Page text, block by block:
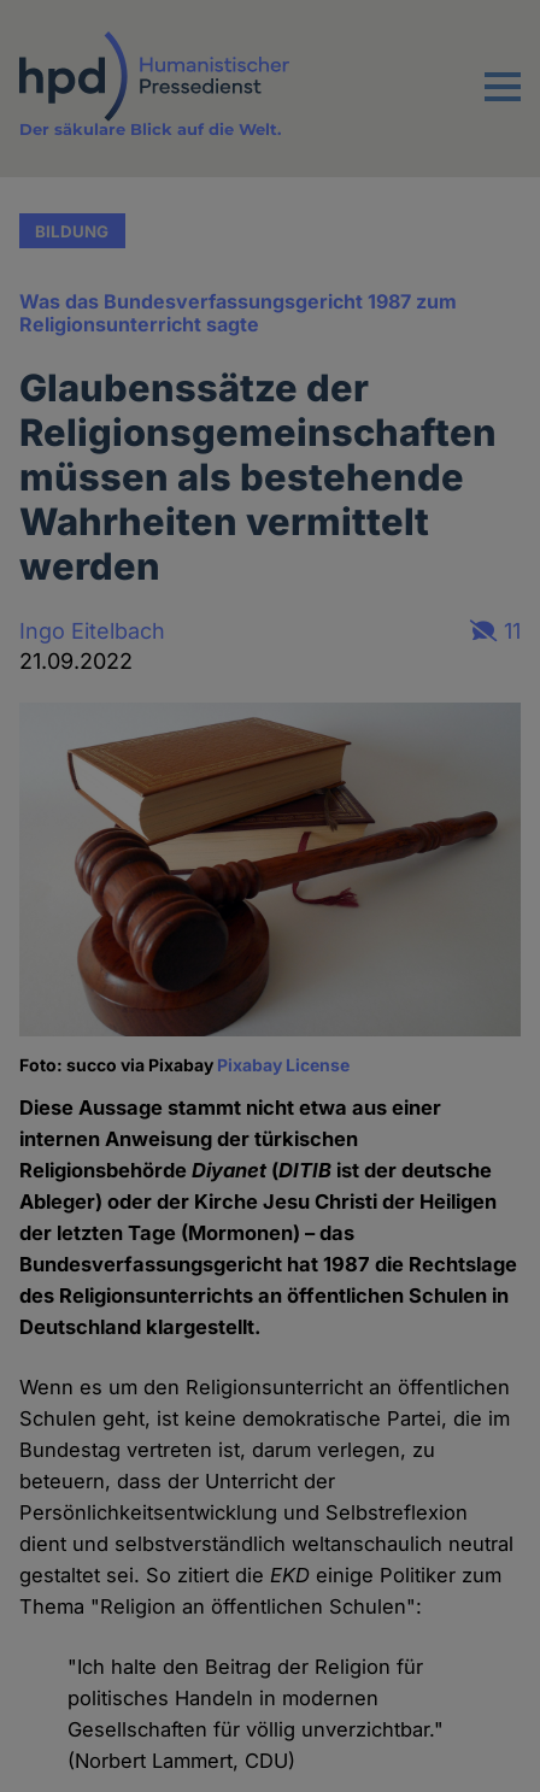
Inhalt
Menu
Der säkulare Blick auf die Welt.
BILDUNG
Was das Bundesverfassungsgericht 1987 zum
Religionsunterricht sagte
Glaubenssätze der
Religionsgemeinschaften
müssen als bestehende
Wahrheiten vermittelt
werden
Ingo Eitelbach
21.09.2022
11
Foto: succo via Pixabay Pixabay License
Diese Aussage stammt nicht etwa aus einer
internen Anweisung der türkischen
ReligionsbehördeDiyanet (DITIB ist der deutsche
Ableger) oder der Kirche Jesu Christi der Heiligen
der letzten Tage (Mormonen) – das
Bundesverfassungsgericht hat 1987 die Rechtslage
des Religionsunterrichts an öffentlichen Schulen in
Deutschland klargestellt.
Wenn es um den Religionsunterricht an öffentlichen
Schulen geht, ist keine demokratische Partei, die im
Bundestag vertreten ist, darum verlegen, zu
beteuern, dass der Unterricht der
Persönlichkeitsentwicklung und Selbstreflexion
dient und selbstverständlich weltanschaulich neutral
gestaltet sei. So zitiert dieEKD einige Politiker zum
Thema "Religion an öffentlichen Schulen":
"Ich halte den Beitrag der Religion für
politisches Handeln in modernen
Gesellschaften für völlig unverzichtbar."
(Norbert Lammert, CDU)